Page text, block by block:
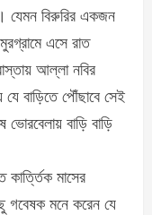
যেমন বিরুরির একজন
এসে রাত
আল্লা নবির
বাড়িতে পৌঁছাবে সেই
বাড়ি বাড়ি
মাসের
গবেষক মনে করেন যে